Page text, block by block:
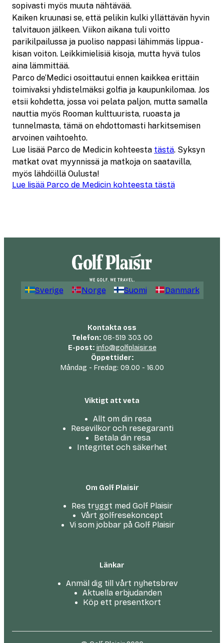
sopivasti myös muuta nähtävää.
Kaiken kruunasi se, että pelikin kulki yllättävän hyvin
talvitauon jälkeen. Viikon aikana tuli voitto
parikilpailussa ja puoliso nappasi lähimmäs lippua -
kisan voiton. Leikkimielisiä kisoja, mutta hyvä tulos
aina lämmittää.
Parco de’Medici osoittautui ennen kaikkea erittäin
toimivaksi yhdistelmäksi golfia ja kaupunkilomaa. Jos
etsii kohdetta, jossa voi pelata paljon, mutta samalla
nauttia myös Rooman kulttuurista, ruoasta ja
tunnelmasta, tämä on ehdottomasti harkitsemisen
arvoinen vaihtoehto.
Lue lisää Parco de Medicin kohteesta tästä. Syksyn
matkat ovat myynnissä ja matkoja on saatavilla,
myös lähdöillä Oulusta!
Lue lisää Parco de Medicin kohteesta tästä
Sverige Norge Suomi Danmark
Kontakta oss
Telefon:08-519 303 00
E-post: info@golfplaisir.se
Öppettider:
Måndag - Fredag: 09.00 - 16.00
Viktigt att veta
Allt om din resa
Resevilkor och resegaranti
Betala din resa
Integritet och säkerhet
Om Golf Plaisir
Res tryggt med Golf Plaisir
Vårt golfresekoncept
Vi som jobbar på Golf Plaisir
Länkar
Anmäl dig till vårt nyhetsbrev
Aktuella erbjudanden
Köp ett presentkort